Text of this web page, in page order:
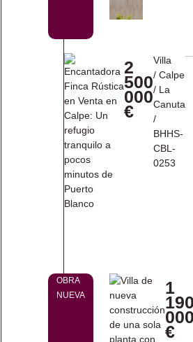
2
500
000
€
Villa
/ Calpe
/ La
Canuta
/
BHHS-
CBL-
0253
OBRA
NUEVA
1
€